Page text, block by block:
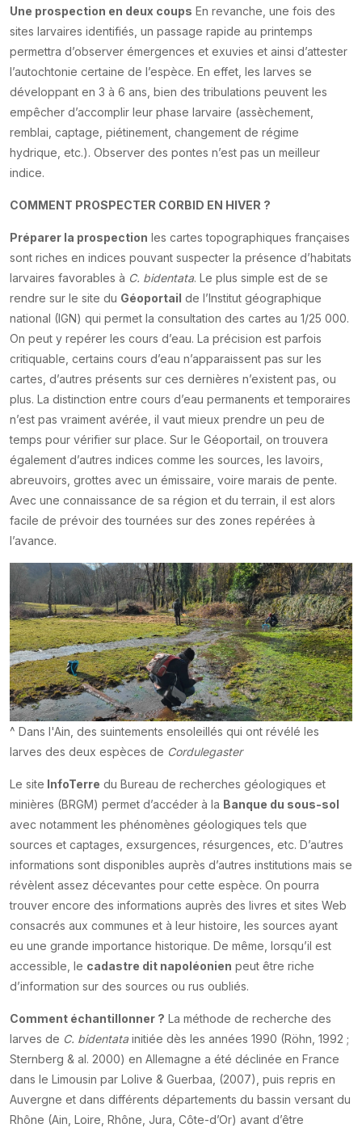
Une prospection en deux coups En revanche, une fois des
sites larvaires identifiés, un passage rapide au printemps
permettra d’observer émergences et exuvies et ainsi d’attester
l’autochtonie certaine de l’espèce. En effet, les larves se
développant en 3 à 6 ans, bien des tribulations peuvent les
empêcher d’accomplir leur phase larvaire (assèchement,
remblai, captage, piétinement, changement de régime
hydrique, etc.). Observer des pontes n’est pas un meilleur
indice.
COMMENT PROSPECTER CORBID EN HIVER ?
Préparer la prospection les cartes topographiques françaises
sont riches en indices pouvant suspecter la présence d’habitats
larvaires favorables à C. bidentata. Le plus simple est de se
rendre sur le site du Géoportail de l’Institut géographique
national (IGN) qui permet la consultation des cartes au 1/25 000.
On peut y repérer les cours d’eau. La précision est parfois
critiquable, certains cours d’eau n’apparaissent pas sur les
cartes, d’autres présents sur ces dernières n’existent pas, ou
plus. La distinction entre cours d’eau permanents et temporaires
n’est pas vraiment avérée, il vaut mieux prendre un peu de
temps pour vérifier sur place. Sur le Géoportail, on trouvera
également d’autres indices comme les sources, les lavoirs,
abreuvoirs, grottes avec un émissaire, voire marais de pente.
Avec une connaissance de sa région et du terrain, il est alors
facile de prévoir des tournées sur des zones repérées à
l’avance.
^ Dans l'Ain, des suintements ensoleillés qui ont révélé les
larves des deux espèces de Cordulegaster
Le site InfoTerre du Bureau de recherches géologiques et
minières (BRGM) permet d’accéder à la Banque du sous-sol
avec notamment les phénomènes géologiques tels que
sources et captages, exsurgences, résurgences, etc. D’autres
informations sont disponibles auprès d’autres institutions mais se
révèlent assez décevantes pour cette espèce. On pourra
trouver encore des informations auprès des livres et sites Web
consacrés aux communes et à leur histoire, les sources ayant
eu une grande importance historique. De même, lorsqu’il est
accessible, le cadastre dit napoléonien peut être riche
d’information sur des sources ou rus oubliés.
Comment échantillonner ? La méthode de recherche des
larves de C. bidentata initiée dès les années 1990 (Röhn, 1992 ;
Sternberg & al. 2000) en Allemagne a été déclinée en France
dans le Limousin par Lolive & Guerbaa, (2007), puis repris en
Auvergne et dans différents départements du bassin versant du
Rhône (Ain, Loire, Rhône, Jura, Côte-d’Or) avant d’être